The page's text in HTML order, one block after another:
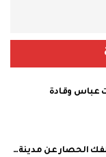
عباس وقادة
الحصار عن مدينة…